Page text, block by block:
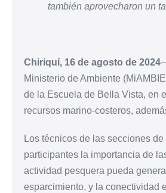
también aprovecharon un
Chiriquí, 16 de agosto de 2024
Ministerio de Ambiente
de la Escuela de Bella Vista, en
recursos marino-costeros,
Los técnicos de las secciones
participantes la importancia de
actividad pesquera pueda
esparcimiento, y la conectividad